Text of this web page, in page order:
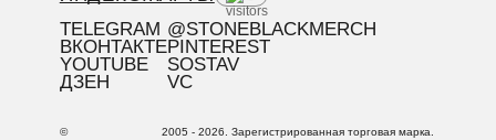
TELEGRAM
ВКОНТАКТЕ
YOUTUBE
ДЗЕН
@STONEBLACKMERCH
PINTEREST
SOSTAV
VC
© 2005 - 2026. Зарегистрированная торговая марка.